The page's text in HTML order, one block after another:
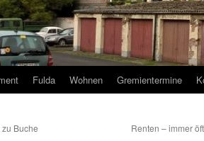
Fulda Wohnen Gremientermine
Buche Renten – immer